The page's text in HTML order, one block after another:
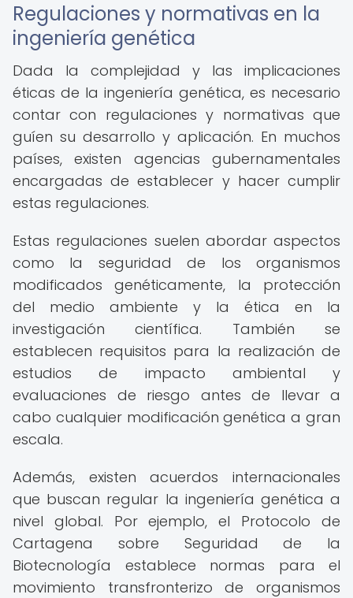
Regulaciones y normativas en la
ingeniería genética
Dada la complejidad y las implicaciones
éticas de la ingeniería genética, es necesario
contar con regulaciones y normativas que
guíen su desarrollo y aplicación. En muchos
países, existen agencias gubernamentales
encargadas de establecer y hacer cumplir
estas regulaciones.
Estas regulaciones suelen abordar aspectos
como la seguridad de los organismos
modificados genéticamente, la protección
del medio ambiente y la ética en la
investigación científica. También se
establecen requisitos para la realización de
estudios de impacto ambiental y
evaluaciones de riesgo antes de llevar a
cabo cualquier modificación genética a gran
escala.
Además, existen acuerdos internacionales
que buscan regular la ingeniería genética a
nivel global. Por ejemplo, el Protocolo de
Cartagena sobre Seguridad de la
Biotecnología establece normas para el
movimiento transfronterizo de organismos